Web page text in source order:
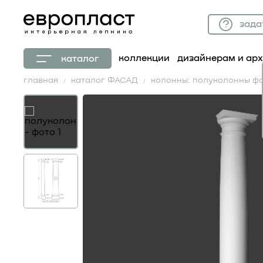
каталог коллекции дизайнерам и
главная каталог ФАСАД колонны: полуколонны